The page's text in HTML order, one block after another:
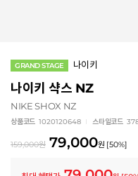
GRAND STAGE 나이키
나이키 샥스 NZ
NIKE SHOX NZ
상품코드 1020120648 스타일코드
159,000원 79,000원 [50%]